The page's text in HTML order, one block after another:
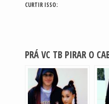
CURTIR ISSO:
PRÁ VC TB PIRAR O